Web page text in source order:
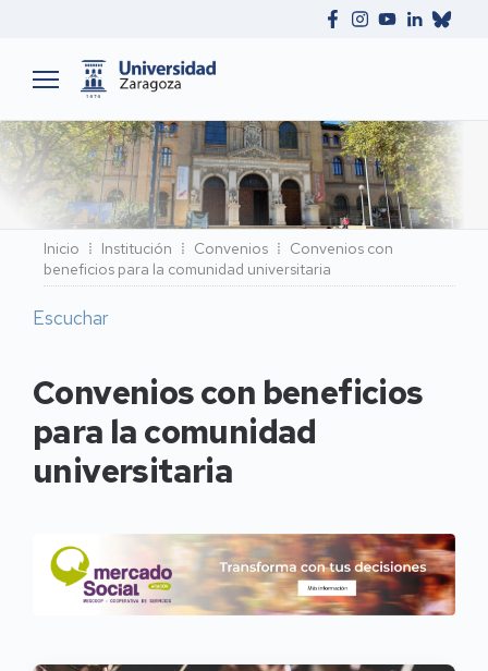
Ruta
de
navegación
Inicio Institución Convenios
Convenios con
beneficios para la comunidad universitaria
Escuchar
Convenios con beneficios
para la comunidad
universitaria